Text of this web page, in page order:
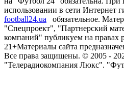
использовании в сети Интернет
football24.ua
обязательное.
"Спецпроект", "Партнерский
компаний" публикуем на правах
21+Материалы сайта
Все права защищены. © 2005 -
"Телерадиокомпания Люкс".